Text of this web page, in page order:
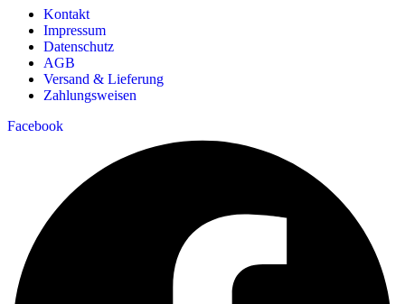
Kontakt
Impressum
Datenschutz
AGB
Versand & Lieferung
Zahlungsweisen
Facebook